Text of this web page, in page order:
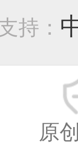
官
持：
原